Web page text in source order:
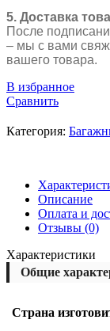
5. Доставка
После
– мы с вами
вашего товара.
В избранное
Сравнить
Категория:
Описание
Оплата и
Отзывы (0)
Характеристики
Общие
Страна